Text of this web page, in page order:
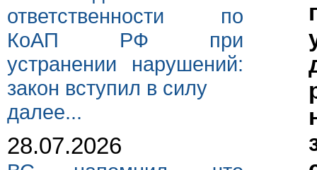
ответственности по
КоАП РФ при
устранении нарушений:
закон вступил в силу
далее...
28.07.2026